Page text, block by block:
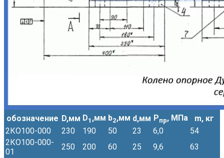
обозначение D,мм D1 ,мм b2,мм d,мм Рпр, МПа
m, кг
2КО100-000
230 190 50 23 6,0
54
2КО100-000-
01
250 200 60 25 9,6 63